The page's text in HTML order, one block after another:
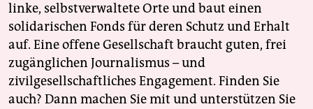
linke, selbstverwaltete Orte und baut einen
solidarischen Fonds für deren Schutz und Erhalt
auf. Eine offene Gesellschaft braucht guten, frei
zugänglichen Journalismus – und
zivilgesellschaftliches Engagement. Finden Sie
auch? Dann machen Sie mit und unterstützen Sie